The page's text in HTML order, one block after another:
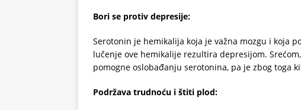
Bori se protiv depresije:
Serotonin je hemikalija koja je važna mozgu i koja
lučenje ove hemikalije rezultira depresijom.
pomogne oslobađanju serotonina, pa je zbog toga
Podržava trudnoću i štiti plod: